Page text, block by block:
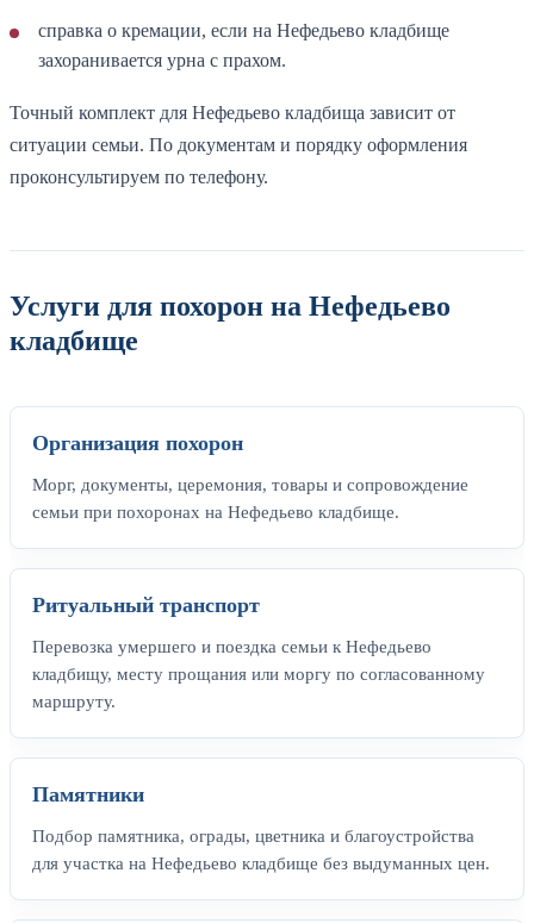
справка о кремации, если на Нефедьево кладбище
захоранивается урна с прахом.
Точный комплект для Нефедьево кладбища зависит от
ситуации семьи. По документам и порядку оформления
проконсультируем по телефону.
Услуги для похорон на Нефедьево
кладбище
Организация похорон
Морг, документы, церемония, товары и сопровождение
семьи при похоронах на Нефедьево кладбище.
Ритуальный транспорт
Перевозка умершего и поездка семьи к Нефедьево
кладбищу, месту прощания или моргу по согласованному
маршруту.
Памятники
Подбор памятника, ограды, цветника и благоустройства
для участка на Нефедьево кладбище без выдуманных цен.